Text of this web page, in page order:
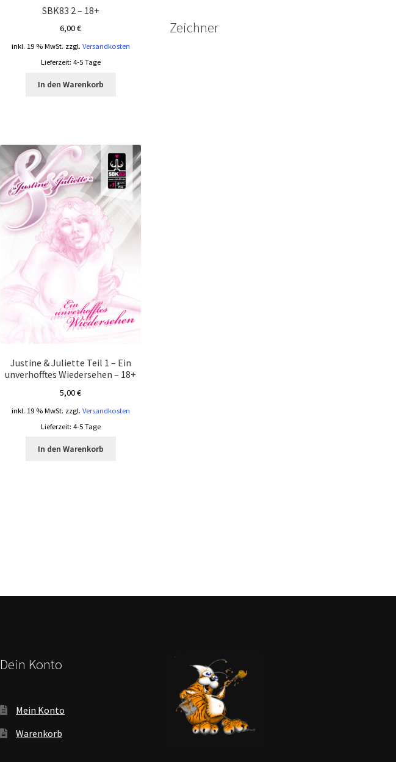
SBK83 2 – 18+
6,00€
inkl. 19 % MwSt. zzgl. Versandkosten
Lieferzeit: 4-5 Tage
In den Warenkorb
Justine & Juliette Teil 1 – Ein
unverhofftes Wiedersehen – 18+
5,00€
inkl. 19 % MwSt. zzgl. Versandkosten
Lieferzeit: 4-5 Tage
In den Warenkorb
Zeichner
Dein Konto
Mein Konto
Warenkorb